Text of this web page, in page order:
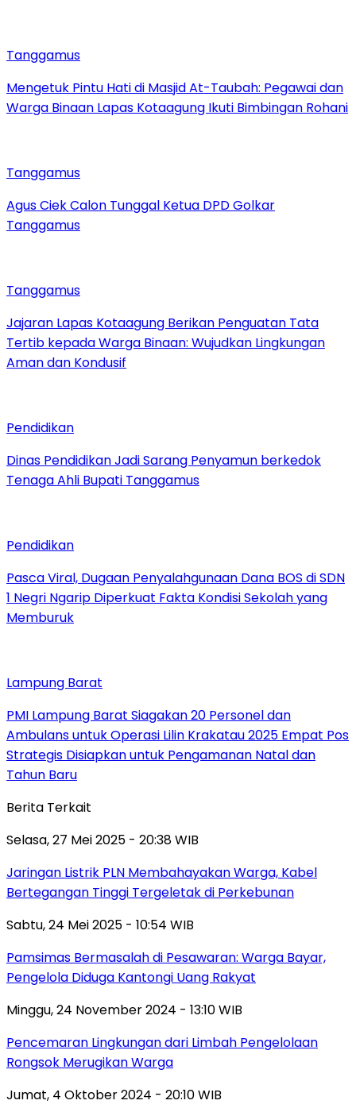
Tanggamus
Mengetuk Pintu Hati di Masjid At-Taubah: Pegawai dan
Warga Binaan Lapas Kotaagung Ikuti Bimbingan Rohani
Tanggamus
Agus Ciek Calon Tunggal Ketua DPD Golkar
Tanggamus
Tanggamus
Jajaran Lapas Kotaagung Berikan Penguatan Tata
Tertib kepada Warga Binaan: Wujudkan Lingkungan
Aman dan Kondusif
Pendidikan
Dinas Pendidikan Jadi Sarang Penyamun berkedok
Tenaga Ahli Bupati Tanggamus
Pendidikan
Pasca Viral, Dugaan Penyalahgunaan Dana BOS di SDN
1 Negri Ngarip Diperkuat Fakta Kondisi Sekolah yang
Memburuk
Lampung Barat
PMI Lampung Barat Siagakan 20 Personel dan
Ambulans untuk Operasi Lilin Krakatau 2025 Empat Pos
Strategis Disiapkan untuk Pengamanan Natal dan
Tahun Baru
Berita Terkait
Selasa, 27 Mei 2025 - 20:38 WIB
Jaringan Listrik PLN Membahayakan Warga, Kabel
Bertegangan Tinggi Tergeletak di Perkebunan
Sabtu, 24 Mei 2025 - 10:54 WIB
Pamsimas Bermasalah di Pesawaran: Warga Bayar,
Pengelola Diduga Kantongi Uang Rakyat
Minggu, 24 November 2024 - 13:10 WIB
Pencemaran Lingkungan dari Limbah Pengelolaan
Rongsok Merugikan Warga
Jumat, 4 Oktober 2024 - 20:10 WIB